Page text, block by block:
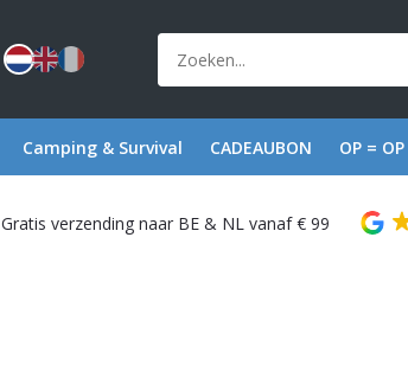
Camping & Survival CADEAUBON OP = OP
Gratis verzending naar BE & NL vanaf € 99